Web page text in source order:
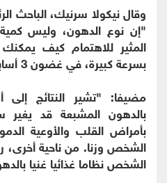
وقال نيكولا سرنيك، الباحث
"إن نوع الدهون، وليس
المثير للاهتمام كيف
بسرعة كبيرة، في غضون 3 أسابيع".
مضيفا: "تشير النتائج إلى
بالدهون المشبعة قد يغير
بأمراض القلب والأوعية
الشخص وزنا. من ناحية أخرى،
الشخص نظاما غذائيا غنيا